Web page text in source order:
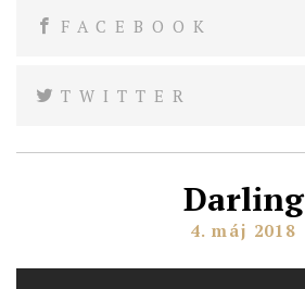
FACEBOOK
TWITTER
Darling
4. máj 2018